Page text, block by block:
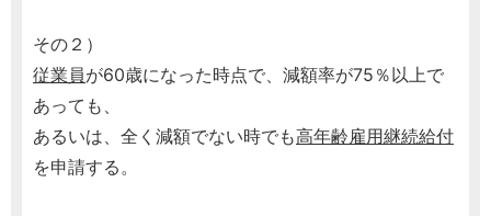
その２）
従業員が60歳になった時点で、減額率が75％以上で
あっても、
あるいは、全く減額でない時でも高年齢雇用継続給付
を申請する。